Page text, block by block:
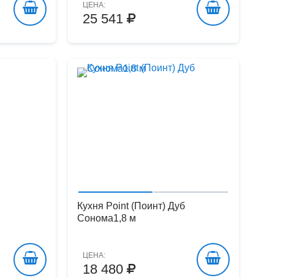
ЦЕНА:
25 541
Кухня Point (Поинт) Дуб
Сонома1,8 м
ЦЕНА:
18 480